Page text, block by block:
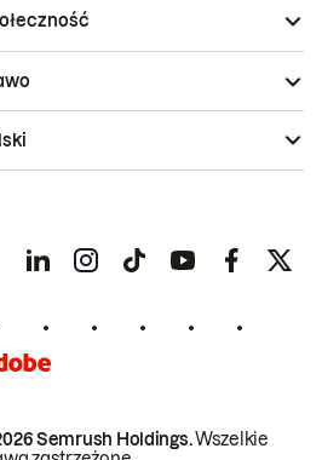
Semrush Holdings.Wszelkie